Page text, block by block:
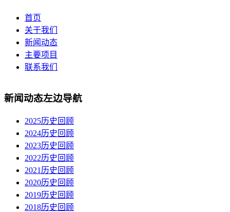
首页
关于我们
新闻动态
主要项目
联系我们
新闻动态左边导航
2025历史回顾
2024历史回顾
2023历史回顾
2022历史回顾
2021历史回顾
2020历史回顾
2019历史回顾
2018历史回顾